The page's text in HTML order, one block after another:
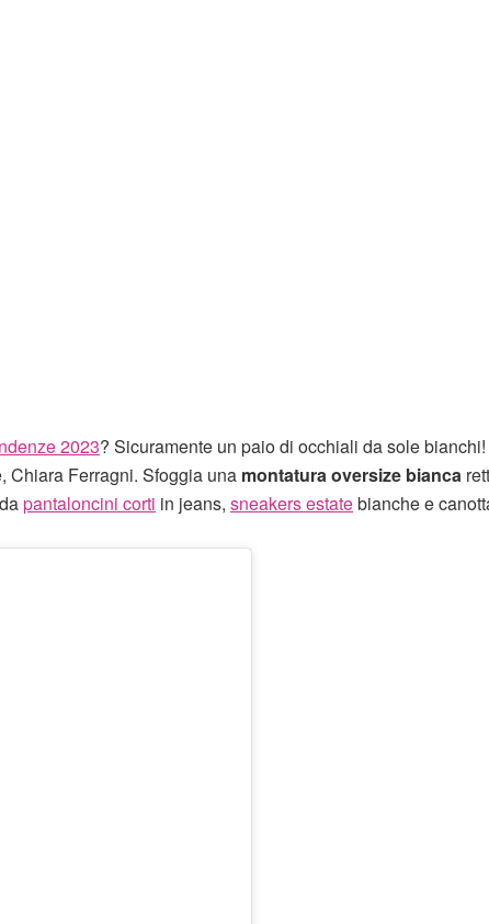
2023? Sicuramente un paio di occhiali da sole
Chiara Ferragni. Sfoggia una montatura oversize bianca
pantaloncini corti in jeans, sneakers estatebianche e